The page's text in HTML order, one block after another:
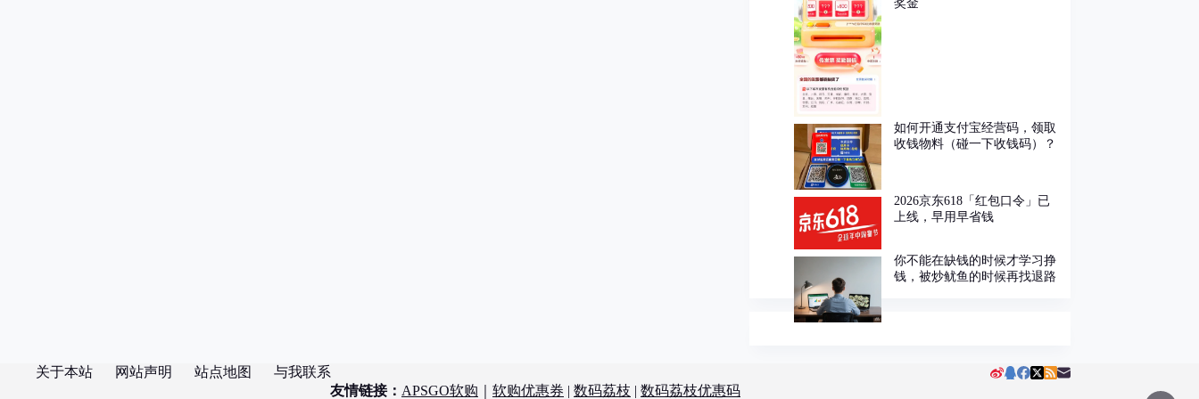
奖金
如何开通支付宝经营码，领取
收钱物料（碰一下收钱码）？
2026京东618「红包口令」已
上线，早用早省钱
你不能在缺钱的时候才学习挣
钱，被炒鱿鱼的时候再找退路
关于本站 网站声明 站点地图
与我联系
友情链接： APSGO软购 软购优惠券 | 数码荔枝 | 数码荔枝优惠码